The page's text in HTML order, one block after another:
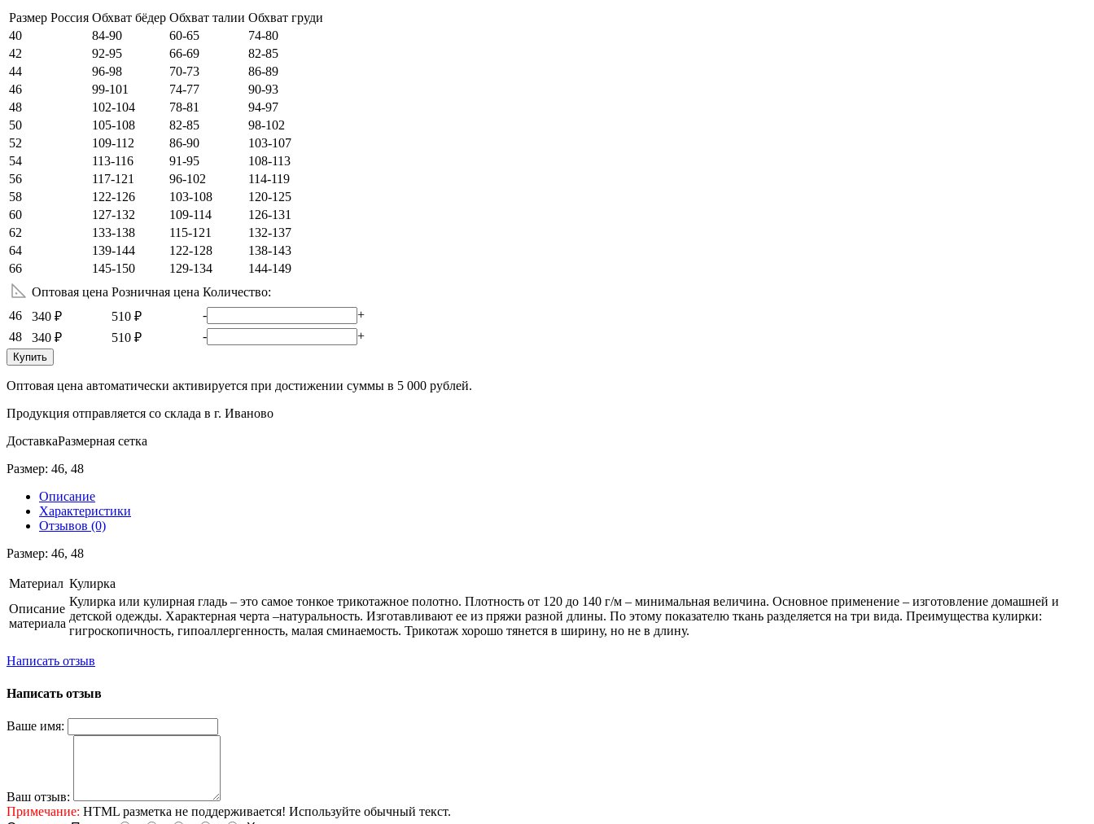
Размер Россия Обхват бёдер Обхват талии Обхват груди
40
84-90 60-65
74-80
42
92-95 66-69
82-85
44
96-98 70-73
86-89
46
99-101 74-77
90-93
48
102-104 78-81
94-97
50
105-108 82-85
98-102
52
109-112 86-90
103-107
54
113-116 91-95
108-113
56
117-121 96-102
114-119
58
122-126 103-108
120-125
60
127-132 109-114
126-131
62
133-138 115-121
132-137
64
139-144 122-128
138-143
66
145-150 129-134
144-149
Оптовая цена Розничная цена Количество:
46
340 ₽ 510 ₽ -
+
48
340 ₽ 510 ₽ - +
Купить
Оптовая цена автоматически активируется при достижении суммы в 5 000 рублей.
Продукция отправляется со склада в г. Иваново
ДоставкаРазмерная сетка
Размер: 46, 48
Описание
Характеристики
Отзывов (0)
Размер: 46, 48
Материал Кулирка
Описание
материала
Кулирка или кулирная гладь – это самое тонкое трикотажное полотно. Плотность от 120 до 140 г/м – минимальная величина. Основное применение – изготовление домашней и
детской одежды. Характерная черта –натуральность. Изготавливают ее из пряжи разной длины. По этому показателю ткань разделяется на три вида. Преимущества кулирки:
гигроскопичность, гипоаллергенность, малая сминаемость. Трикотаж хорошо тянется в ширину, но не в длину.
Написать отзыв
Написать отзыв
Ваше имя:
Ваш отзыв:
Примечание: HTML разметка не поддерживается! Используйте обычный текст.